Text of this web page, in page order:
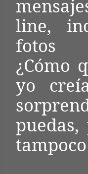
line,
fotos
¿Cómo
yo